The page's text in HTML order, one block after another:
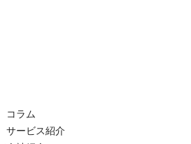
コラム
サービス紹介